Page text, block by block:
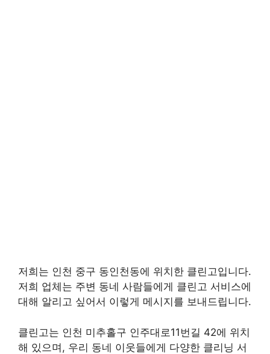
저희는 인천 중구 동인천동에 위치한 클린고입니다.
저희 업체는 주변 동네 사람들에게 클린고 서비스에
대해 알리고 싶어서 이렇게 메시지를 보내드립니다.
클린고는 인천 미추홀구 인주대로11번길 42에 위치
해 있으며, 우리 동네 이웃들에게 다양한 클리닝 서